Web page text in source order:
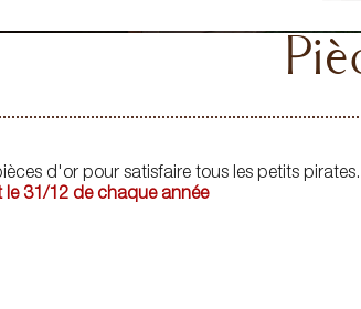
d'or pour satisfaire tous les petits pirates.
le 31/12 de chaque année